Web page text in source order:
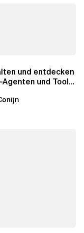
und entdecken
Agenten und Tools